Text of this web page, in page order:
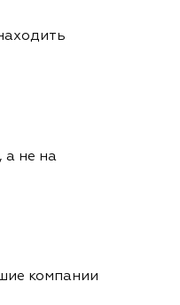
а не на
компании